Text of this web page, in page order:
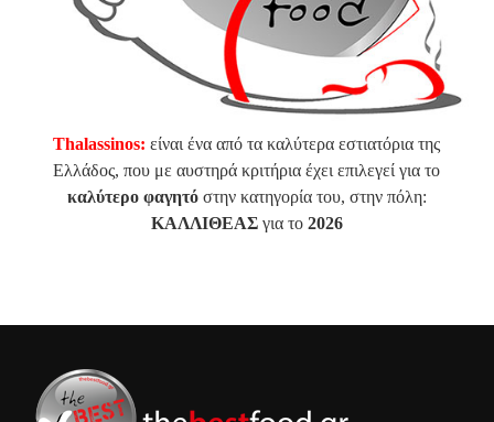
Thalassinos: είναι ένα από τα καλύτερα εστιατόρια της
Ελλάδος, που με αυστηρά κριτήρια έχει επιλεγεί για το
καλύτερο φαγητόστην κατηγορία του, στην πόλη:
ΚΑΛΛΙΘΕΑΣγια το 2026